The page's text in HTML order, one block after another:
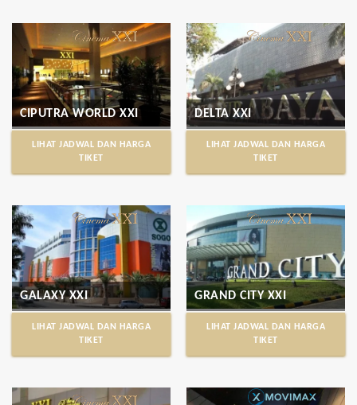
CIPUTRA WORLD XXI
LIHAT JADWAL DAN HARGA
TIKET
DELTA XXI
LIHAT JADWAL DAN HARGA
TIKET
GALAXY XXI
LIHAT JADWAL DAN HARGA
TIKET
GRAND CITY XXI
LIHAT JADWAL DAN HARGA
TIKET